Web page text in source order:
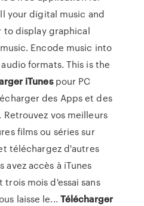
your digital music and
to display graphical
Encode music into
formats. This is the
iTunespour PC
des Apps et des
vos meilleurs
films ou séries sur
téléchargez d'autres
avez accès à iTunes
mois d'essai sans
laisse le... Télécharger